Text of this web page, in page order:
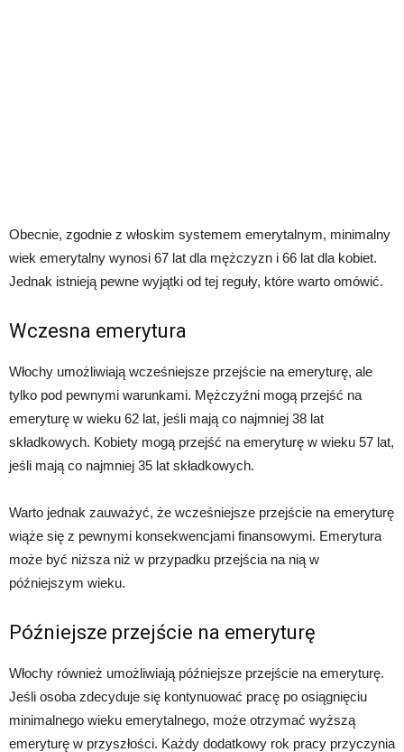
Obecnie, zgodnie z włoskim systemem emerytalnym, minimalny
wiek emerytalny wynosi 67 lat dla mężczyzn i 66 lat dla kobiet.
Jednak istnieją pewne wyjątki od tej reguły, które warto omówić.
Wczesna emerytura
Włochy umożliwiają wcześniejsze przejście na emeryturę, ale
tylko pod pewnymi warunkami. Mężczyźni mogą przejść na
emeryturę w wieku 62 lat, jeśli mają co najmniej 38 lat
składkowych. Kobiety mogą przejść na emeryturę w wieku 57 lat,
jeśli mają co najmniej 35 lat składkowych.
Warto jednak zauważyć, że wcześniejsze przejście na emeryturę
wiąże się z pewnymi konsekwencjami finansowymi. Emerytura
może być niższa niż w przypadku przejścia na nią w
późniejszym wieku.
Późniejsze przejście na emeryturę
Włochy również umożliwiają późniejsze przejście na emeryturę.
Jeśli osoba zdecyduje się kontynuować pracę po osiągnięciu
minimalnego wieku emerytalnego, może otrzymać wyższą
emeryturę w przyszłości. Każdy dodatkowy rok pracy przyczynia